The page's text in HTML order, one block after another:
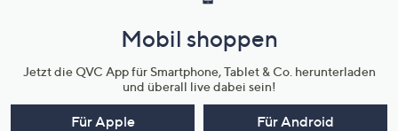
Mobil shoppen
Jetzt die QVC App für Smartphone, Tablet & Co. herunterladen
und überall live dabei sein!
Für Apple Für Android